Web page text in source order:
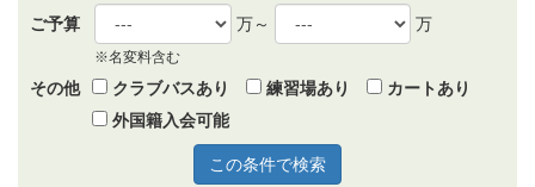
ご予算 万～ 万
※名変料含む
その他 クラブバスあり 練習場あり
カートあり
外国籍入会可能